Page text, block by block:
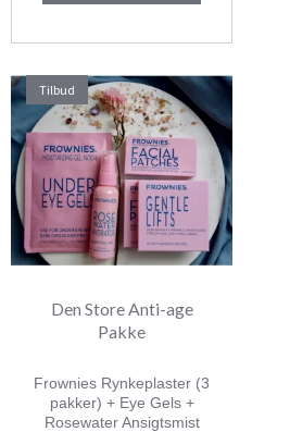
Tilbud
Den Store Anti-age
Pakke
Frownies Rynkeplaster (3
pakker) + Eye Gels +
Rosewater Ansigtsmist